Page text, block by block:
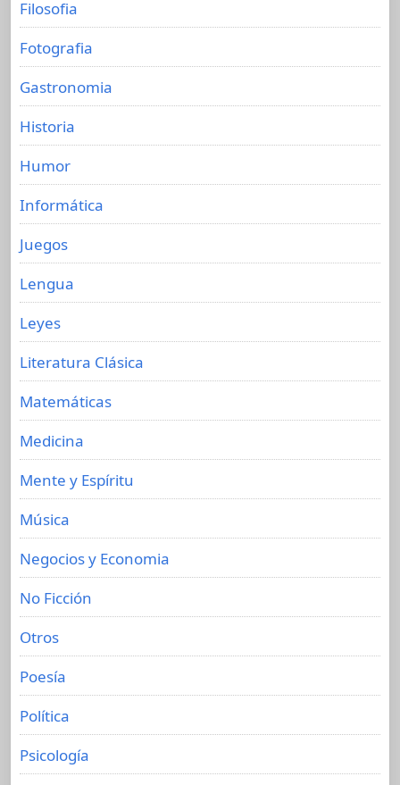
Filosofia
Fotografia
Gastronomia
Historia
Humor
Informática
Juegos
Lengua
Leyes
Literatura Clásica
Matemáticas
Medicina
Mente y Espíritu
Música
Negocios y Economia
No Ficción
Otros
Poesía
Política
Psicología